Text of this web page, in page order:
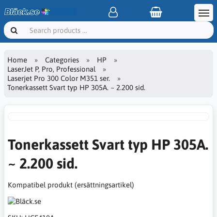
Home Categories
HP
LaserJet P, Pro, Professional
Laserjet Pro 300 Color M351 ser.
Tonerkassett Svart typ HP 305A. ~ 2.200 sid.
Tonerkassett Svart typ HP 305A.
~ 2.200 sid.
Kompatibel produkt (ersättningsartikel)